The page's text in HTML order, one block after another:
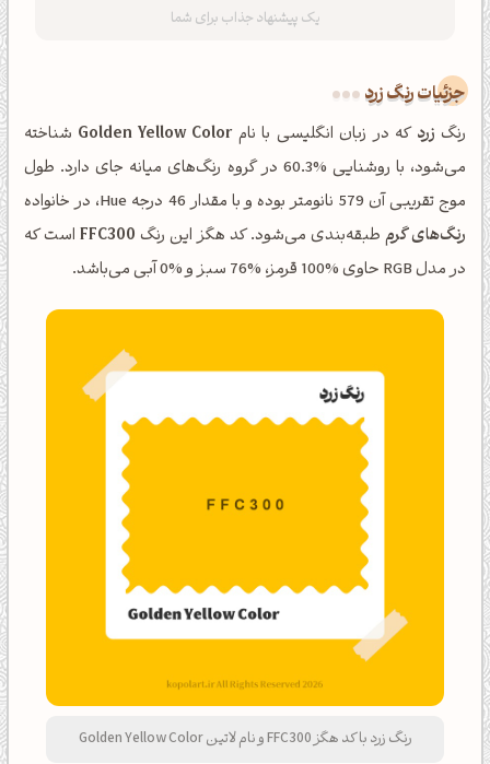
جزئیات رنگ زرد
رنگ زرد که در زبان انگلیسی با نامGolden Yellow Color شناخته
می‌شود، با روشنایی %60.3 در گروه رنگ‌های میانه جای دارد. طول
موج تقریبی آن 579 نانومتر بوده و با مقدار 46 درجه Hue، در خانواده
رنگ‌های گرم طبقه‌بندی می‌شود. کد هگز این رنگ FFC300 است که
در مدل RGB حاوی %100 قرمز، %76 سبز و %0 آبی می‌باشد.
رنگ زرد با کد هگز FFC300 و نام لاتین Golden Yellow Color